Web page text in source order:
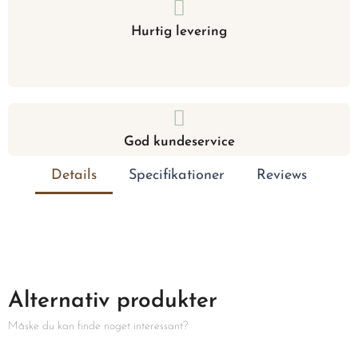
Hurtig levering
God kundeservice
Details Specifikationer Reviews
Alternativ produkter
Måske du kan finde noget interessant?